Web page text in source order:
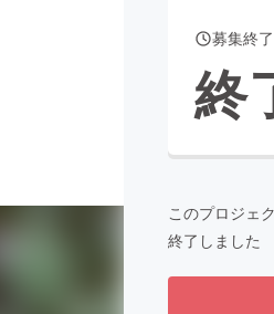
募集終
終
このプロジェク
終了しました